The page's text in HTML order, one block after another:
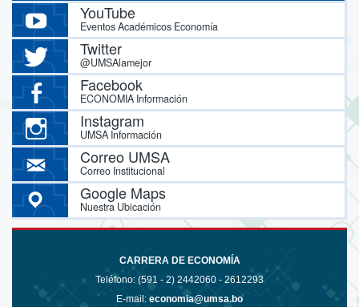
YouTube
Eventos Académicos Economía
Twitter
@UMSAlamejor
Facebook
ECONOMIA Información
Instagram
UMSA Información
Correo UMSA
Correo Institucional
Google Maps
Nuestra Ubicación
CARRERA DE ECONOMÍA
Teléfono: (591 - 2) 2442060 - 2612293
E-mail: economia@umsa.bo